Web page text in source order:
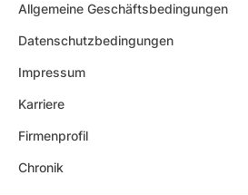
Allgemeine Geschäftsbedingungen
Datenschutzbedingungen
Impressum
Karriere
Firmenprofil
Chronik